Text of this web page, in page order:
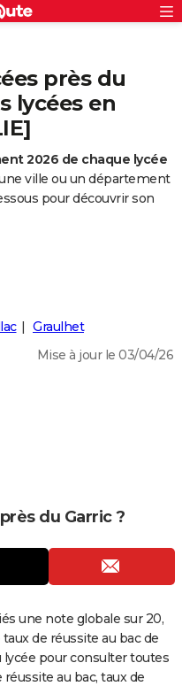
près du
lycées en
2026 de chaque lycée
ville ou un département
pour découvrir son
Graulhet
Mise à jour le 03/04/26
du Garric ?
une note globale sur 20,
de réussite au bac de
lycée pour consulter toutes
au bac, taux de